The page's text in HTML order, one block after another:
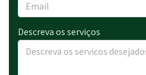
Descreva os serviços